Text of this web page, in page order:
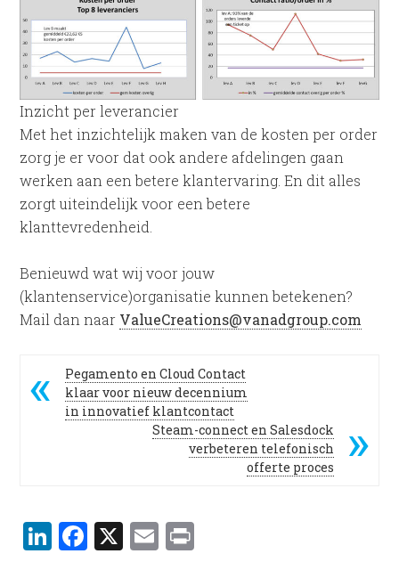
Inzicht per leverancier
Met het inzichtelijk maken van de kosten per order
zorg je er voor dat ook andere afdelingen gaan
werken aan een betere klantervaring. En dit alles
zorgt uiteindelijk voor een betere
klanttevredenheid.
Benieuwd wat wij voor jouw
(klantenservice)organisatie kunnen betekenen?
Mail dan naar ValueCreations@vanadgroup.com
Pegamento en Cloud Contact
klaar voor nieuw decennium
in innovatief klantcontact
Steam-connect en Salesdock
verbeteren telefonisch
offerte proces
LinkedIn
Facebook
X Email